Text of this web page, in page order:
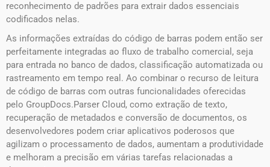
reconhecimento de padrões para extrair dados essenciais
codificados nelas.
As informações extraídas do código de barras podem então ser
perfeitamente integradas ao fluxo de trabalho comercial, seja
para entrada no banco de dados, classificação automatizada ou
rastreamento em tempo real. Ao combinar o recurso de leitura
de código de barras com outras funcionalidades oferecidas
pelo GroupDocs.Parser Cloud, como extração de texto,
recuperação de metadados e conversão de documentos, os
desenvolvedores podem criar aplicativos poderosos que
agilizam o processamento de dados, aumentam a produtividade
e melhoram a precisão em várias tarefas relacionadas a